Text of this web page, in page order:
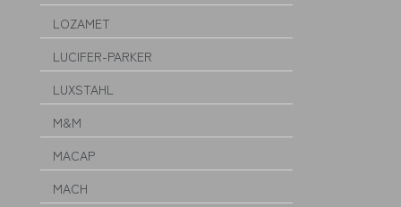
LOZAMET
LUCIFER-PARKER
LUXSTAHL
M&M
MACAP
MACH